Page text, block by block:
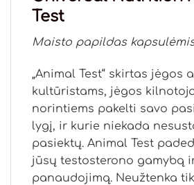
Test
Maisto papildas
„Animal Test“ skirtas jėgos
kultūristams, jėgos
norintiems pakelti savo
lygį, ir kurie niekada
pasiektų. Animal Test
jūsų testosterono gamybą
panaudojimą. Neužtenka